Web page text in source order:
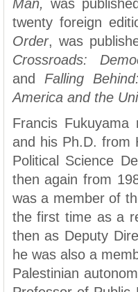
Man, was
twenty foreign
Order, was
Crossroads:
and Falling
America and the
Francis
and his Ph.D. from
Political Science
then again from
was a member of
the first time as a
then as Deputy
he was also a
Palestinian